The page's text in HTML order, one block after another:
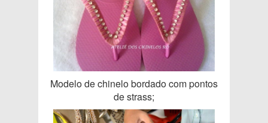
Modelo de chinelo bordado com pontos
de strass;